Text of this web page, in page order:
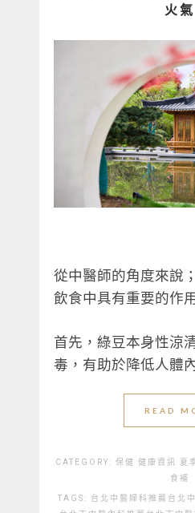
火氣
從中醫師的角度來說
飲食中具有重要的作
首先，綠豆本身性涼
毒，有助於降低人體
READ
CATEGORY: 保健 健康資訊 夏
食補
TAGS: 台北中醫婦科推薦 台北